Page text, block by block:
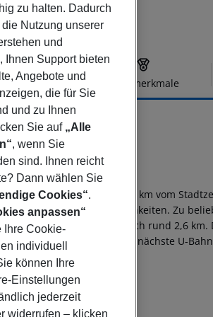
Hotelmerkmale
4
Unterkunft liegt etwa 5,6 km vom
nächsten Einkaufsmöglichkeiten. Zu
Meeres) gelangen Sie nach rund 2,6
ca. 300 m Entfernung. Die nächste U-
zu halten. Dadurch
Nutzung unserer
und
Ihnen Support bieten
Angebote und
die für Sie
und zu Ihnen
Sie auf „Alle
, wenn Sie
sind. Ihnen reicht
Dann wählen Sie
Cookies“.
anpassen“
Ihre Cookie-
individuell
können Ihre
Einstellungen
jederzeit
widerrufen – klicken